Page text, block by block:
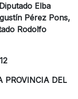
Elba
Pérez Pons,
Rodolfo
PROVINCIA DEL